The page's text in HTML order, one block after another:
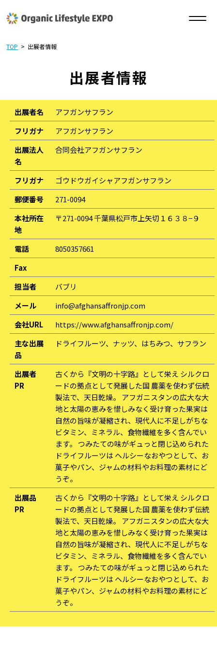
TOP > 出展者情報
出展者情報
出展者名
アフガンサフラン
フリガナ
アフガンサフラン
出展法人
名
合同会社アフガンサフラン
フリガナ
ゴウドウガイシャアフガンサフラン
郵便番号
271-0094
本社所在
地
〒271-0094 千葉県松戸市上矢切１６３８−９
電話
8050357661
Fax
担当者
バブリ
メール
info@afghansaffronjp.com
会社URL
https://www.afghansaffronjp.com/
主な出展
品
ドライフルーツ、ナッツ、はちみつ、サフラン
出展者
PR
古くから『文明の十字路』として栄え シルクロ
ードの拠点として発展した国 農薬を使わず伝統
製法で、天日乾燥。 アフガニスタンの広大な大
地と太陽の恵みを惜しみなく受け育った果実は
自然の旨味が凝縮され、現代人に不足しがちな
ビタミン、ミネラル、食物繊維を多く含んでい
ます。 つみたての味がギュっと閉じ込められた
ドライフルーツは ヘルシーなおやつとして、お
菓子やパン、ジャムの材料やお料理の素材にど
うぞ。
出展品
PR
古くから『文明の十字路』として栄え シルクロ
ードの拠点として発展した国 農薬を使わず伝統
製法で、天日乾燥。 アフガニスタンの広大な大
地と太陽の恵みを惜しみなく受け育った果実は
自然の旨味が凝縮され、現代人に不足しがちな
ビタミン、ミネラル、食物繊維を多く含んでい
ます。 つみたての味がギュっと閉じ込められた
ドライフルーツは ヘルシーなおやつとして、お
菓子やパン、ジャムの材料やお料理の素材にど
うぞ。